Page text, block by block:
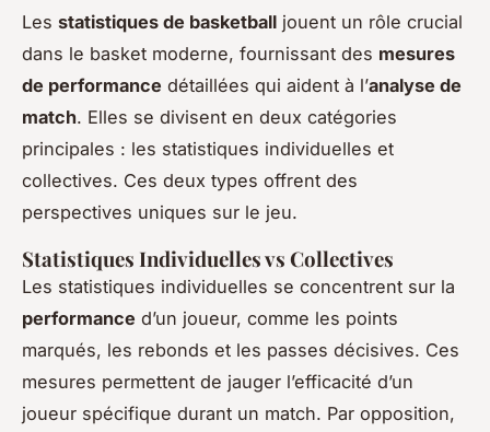
Les statistiques de basketball jouent un rôle crucial
dans le basket moderne, fournissant des mesures
de performance détaillées qui aident à l’analyse de
match. Elles se divisent en deux catégories
principales : les statistiques individuelles et
collectives. Ces deux types offrent des
perspectives uniques sur le jeu.
Statistiques Individuelles vs Collectives
Les statistiques individuelles se concentrent sur la
performance d’un joueur, comme les points
marqués, les rebonds et les passes décisives. Ces
mesures permettent de jauger l’efficacité d’un
joueur spécifique durant un match. Par opposition,